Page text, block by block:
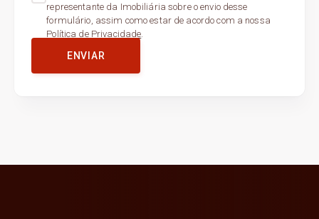
representante da Imobiliária sobre o envio desse
formulário, assim como estar de acordo com a nossa
Política de Privacidade
ENVIAR